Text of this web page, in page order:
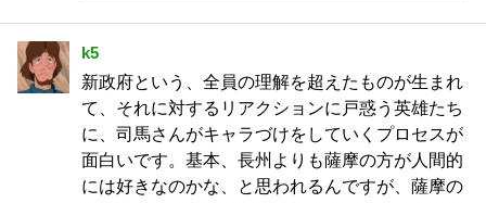
k5
新政府という、全員の理解を超えたものが生まれ
て、それに対するリアクションに戸惑う英雄たち
に、司馬さんがキャラづけをしていくプロセスが
面白いです。基本、長州よりも薩摩の方が人間的
には好きなのかな、と思われるんですが、薩摩の